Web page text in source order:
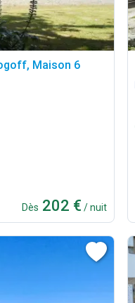
Maison 6
Dès 202 € / nuit